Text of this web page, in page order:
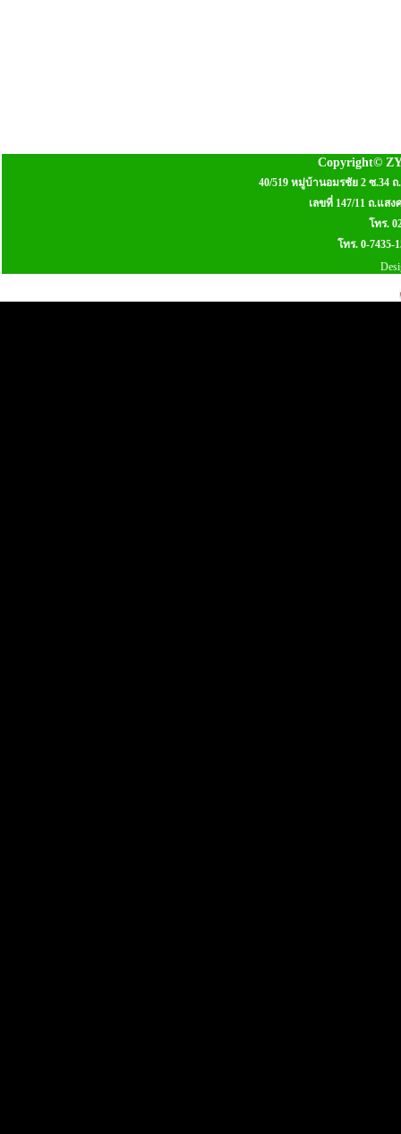
Copyright©
40/519 หมู่บ้านอมรชัย 2 ซ.34
เลขที่ 147/11 ถ.แส
โทร.
โทร. 0-7435-